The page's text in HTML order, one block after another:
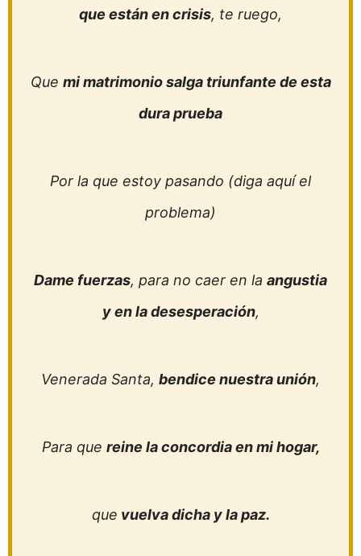
que están en crisis, te ruego,
Que mi matrimonio salga triunfante de esta
dura prueba
Por la que estoy pasando (diga aquí el
problema)
Dame fuerzas, para no caer en la angustia
y en la desesperación,
Venerada Santa, bendice nuestra unión,
Para que reine la concordia en mi hogar,
que vuelva dicha y la paz.